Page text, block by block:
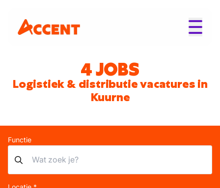
4 JOBS
Logistiek & distributie vacatures in
Kuurne
Functie